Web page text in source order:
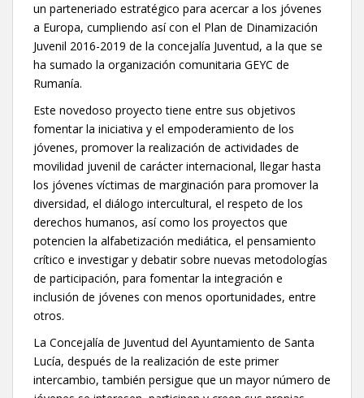
un parteneriado estratégico para acercar a los jóvenes
a Europa, cumpliendo así con el Plan de Dinamización
Juvenil 2016-2019 de la concejalía Juventud, a la que se
ha sumado la organización comunitaria GEYC de
Rumanía.
Este novedoso proyecto tiene entre sus objetivos
fomentar la iniciativa y el empoderamiento de los
jóvenes, promover la realización de actividades de
movilidad juvenil de carácter internacional, llegar hasta
los jóvenes víctimas de marginación para promover la
diversidad, el diálogo intercultural, el respeto de los
derechos humanos, así como los proyectos que
potencien la alfabetización mediática, el pensamiento
crítico e investigar y debatir sobre nuevas metodologías
de participación, para fomentar la integración e
inclusión de jóvenes con menos oportunidades, entre
otros.
La Concejalía de Juventud del Ayuntamiento de Santa
Lucía, después de la realización de este primer
intercambio, también persigue que un mayor número de